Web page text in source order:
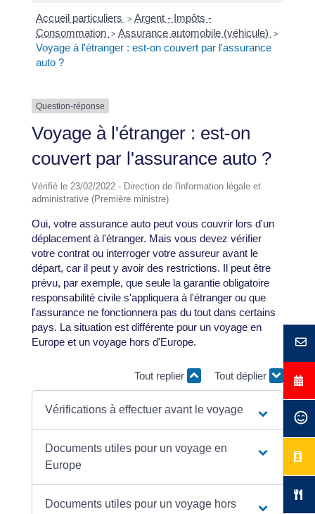
Accueil particuliers > Argent - Impôts -
Consommation > Assurance automobile (véhicule) >
Voyage à l'étranger : est-on couvert par l'assurance
auto ?
Question-réponse
Voyage à l'étranger : est-on
couvert par l'assurance auto ?
Vérifié le 23/02/2022 - Direction de l'information légale et
administrative (Première ministre)
Oui, votre assurance auto peut vous couvrir lors d'un
déplacement à l'étranger. Mais vous devez vérifier
votre contrat ou interroger votre assureur avant le
départ, car il peut y avoir des restrictions. Il peut être
prévu, par exemple, que seule la garantie obligatoire
responsabilité civile s'appliquera à l'étranger ou que
l'assurance ne fonctionnera pas du tout dans certains
pays. La situation est différente pour un voyage en
Europe et un voyage hors d'Europe.
Tout replier Tout déplier
Vérifications à effectuer avant le voyage
Documents utiles pour un voyage en
Europe
Documents utiles pour un voyage hors